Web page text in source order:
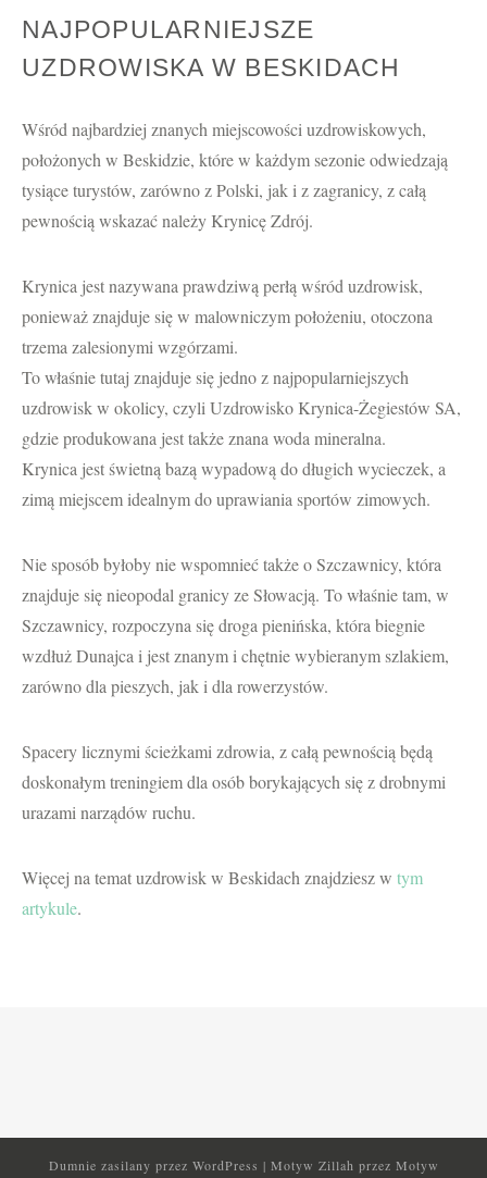
NAJPOPULARNIEJSZE
UZDROWISKA W BESKIDACH
Wśród najbardziej znanych miejscowości uzdrowiskowych,
położonych w Beskidzie, które w każdym sezonie odwiedzają
tysiące turystów, zarówno z Polski, jak i z zagranicy, z całą
pewnością wskazać należy Krynicę Zdrój.
Krynica jest nazywana prawdziwą perłą wśród uzdrowisk,
ponieważ znajduje się w malowniczym położeniu, otoczona
trzema zalesionymi wzgórzami.
To właśnie tutaj znajduje się jedno z najpopularniejszych
uzdrowisk w okolicy, czyli Uzdrowisko Krynica-Żegiestów SA,
gdzie produkowana jest także znana woda mineralna.
Krynica jest świetną bazą wypadową do długich wycieczek, a
zimą miejscem idealnym do uprawiania sportów zimowych.
Nie sposób byłoby nie wspomnieć także o Szczawnicy, która
znajduje się nieopodal granicy ze Słowacją. To właśnie tam, w
Szczawnicy, rozpoczyna się droga pienińska, która biegnie
wzdłuż Dunajca i jest znanym i chętnie wybieranym szlakiem,
zarówno dla pieszych, jak i dla rowerzystów.
Spacery licznymi ścieżkami zdrowia, z całą pewnością będą
doskonałym treningiem dla osób borykających się z drobnymi
urazami narządów ruchu.
Więcej na temat uzdrowisk w Beskidach znajdziesz w tym
artykule.
Dumnie zasilany przez WordPress | Motyw Zillah przez Motyw